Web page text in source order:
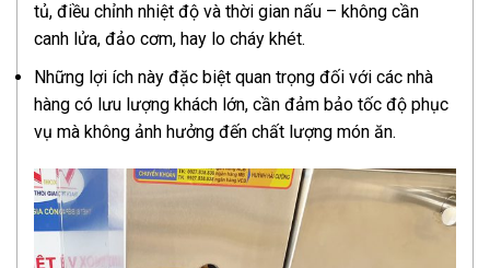
tủ, điều chỉnh nhiệt độ và thời gian nấu – không cần
canh lửa, đảo cơm, hay lo cháy khét.
Những lợi ích này đặc biệt quan trọng đối với các nhà
hàng có lưu lượng khách lớn, cần đảm bảo tốc độ phục
vụ mà không ảnh hưởng đến chất lượng món ăn.